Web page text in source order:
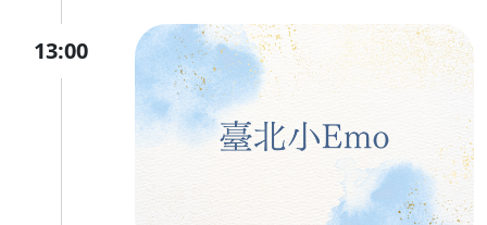
13:00